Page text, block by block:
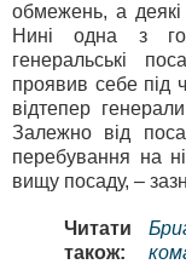
обмежень, а
Нині одна з
генеральські
проявив себе під
відтепер
Залежно від
перебування на
вищу посаду, –
Читати
також: